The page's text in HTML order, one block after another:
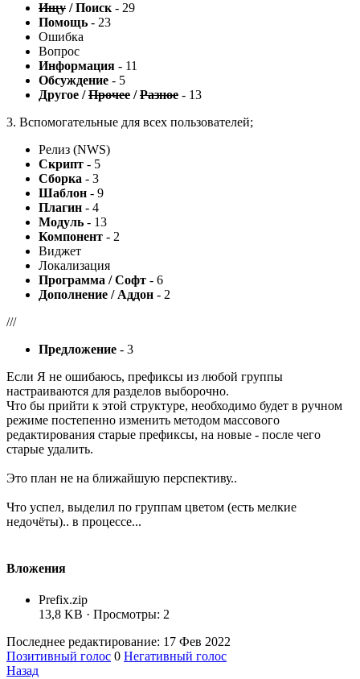
Ищу / Поиск- 29
Помощь - 23
Ошибка
Вопрос
Информация - 11
Обсуждение - 5
Другое /Прочее /Разное - 13
3. Вспомогательные для всех пользователей;
Релиз (NWS)
Скрипт - 5
Сборка - 3
Шаблон - 9
Плагин - 4
Модуль - 13
Компонент - 2
Виджет
Локализация
Программа / Софт - 6
Дополнение / Аддон - 2
///
Предложение - 3
Если Я не ошибаюсь, префиксы из любой группы
настраиваются для разделов выборочно.
Что бы прийти к этой структуре, необходимо будет в ручном
режиме постепенно изменить методом массового
редактирования старые префиксы, на новые - после чего
старые удалить.
Это план не на ближайшую перспективу..
Что успел, выделил по группам цветом (есть мелкие
недочёты).. в процессе...
Вложения
Prefix.zip
13,8 KB · Просмотры: 2
Последнее редактирование: 17 Фев 2022
Позитивный голос 0 Негативный голос
Назад